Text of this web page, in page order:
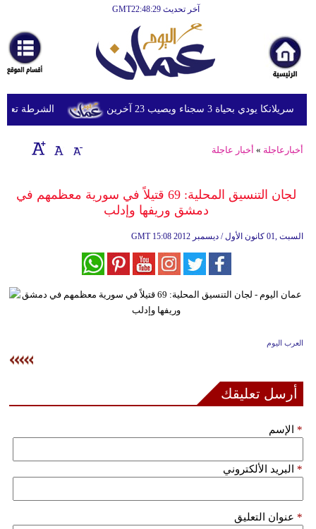
آخر تحديث GMT22:48:29
أخبارعاجلة
رياضة
ثقافة
إقتصاد
وموسيقى
سياحة
ديكور
مرأة
الشرطة تعتقل بحياة 3 سجناء ويصيب 23 آخرين
أخبارعاجلة » أخبار عاجلة
لجان التنسيق المحلية: 69 قتيلاً في سورية معظمهم في
دمشق وريفها وإدلب
GMT 15:08 2012 السبت ,01 كانون الأول / ديسمبر
العرب اليوم
أرسل تعليقك
الإسم *
البريد الألكتروني *
عنوان التعليق *